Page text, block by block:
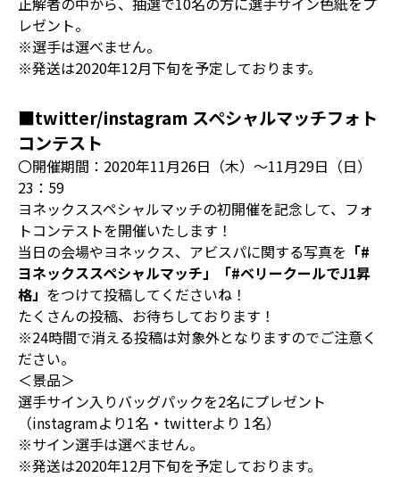
レゼント。
※選手は選べません。
※発送は2020年12月下旬を予定しております。
■twitter/instagram スペシャルマッチフォト
コンテスト
〇開催期間：2020年11月26日（木）～11月29日（日）
23：59
ヨネックススペシャルマッチの初開催を記念して、フォ
トコンテストを開催いたします！
当日の会場やヨネックス、アビスパに関する写真を 「#
ヨネックススペシャルマッチ」「#ベリークールでJ1昇
格」 をつけて投稿してくださいね！
たくさんの投稿、お待ちしております！
※24時間で消える投稿は対象外となりますのでご注意く
ださい。
＜景品＞
選手サイン入りバッグパックを2名にプレゼント
（instagramより1名・twitterより 1名）
※サイン選手は選べません。
※発送は2020年12月下旬を予定しております。